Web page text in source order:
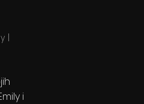
|
i